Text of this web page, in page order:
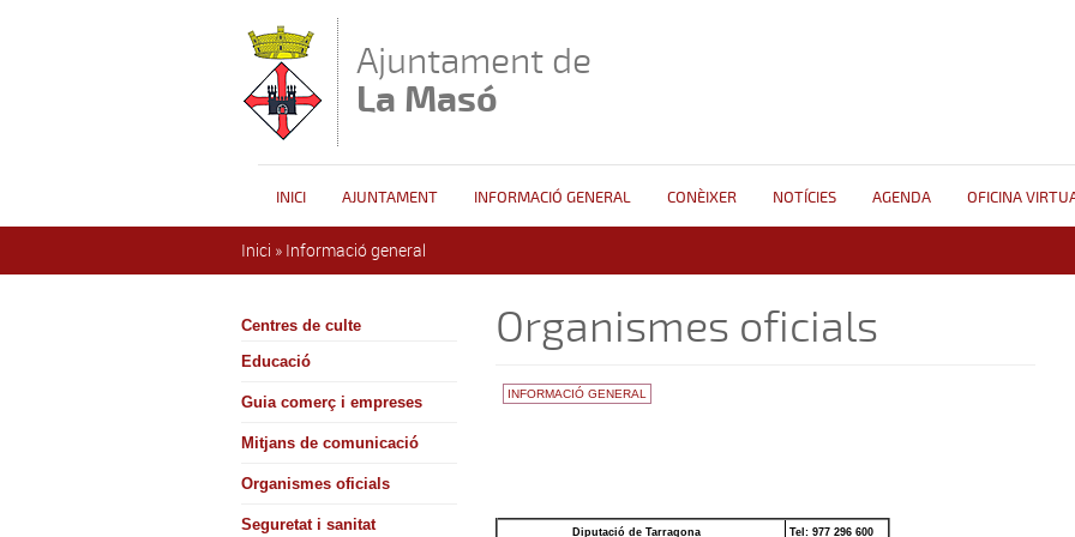
Ajuntament de
La Masó
INICI AJUNTAMENT INFORMACIÓ GENERAL CONÈIXER NOTÍCIES AGENDA OFICINA
Inici » Informació general
Centres de culte
Educació
Guia comerç i empreses
Mitjans de comunicació
Organismes oficials
Seguretat i sanitat
Organismes oficials
INFORMACIÓ GENERAL
Diputació de Tarragona Tel: 977 296 600